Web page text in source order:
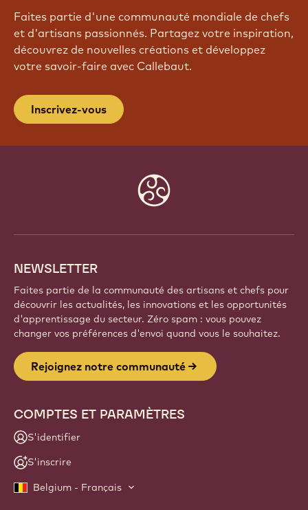
Faites partie d'une communauté mondiale de chefs
et d'artisans passionnés. Partagez votre inspiration,
découvrez de nouvelles créations et développez
votre savoir-faire avec Callebaut.
Inscrivez-vous
NEWSLETTER
Faites partie de la communauté des artisans et chefs pour
découvrir les actualités, les innovations et les opportunités
d'apprentissage du secteur. Zéro spam : vous pouvez
changer vos préférences d'envoi quand vous le souhaitez.
Rejoignez notre communauté
COMPTES ET PARAMÈTRES
S'identifier
S'inscrire
Belgium - Français